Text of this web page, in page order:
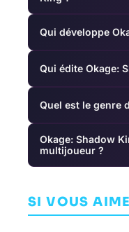
Qui développe
Qui édite Okage:
Quel est le genre
Okage: Shadow
multijoueur ?
SI VOUS
AVENTURE